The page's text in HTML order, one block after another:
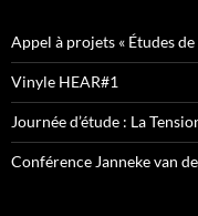
Appel à projets « Études
Vinyle HEAR#1
Journée d’étude : La
Conférence Janneke van